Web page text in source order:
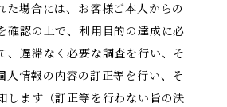
た場合には、お客様ご本人からの
確認の上で、利用目的の達成に必
、遅滞なく必要な調査を行い、そ
人情報の内容の訂正等を行い、そ
します（訂正等を行わない旨の決